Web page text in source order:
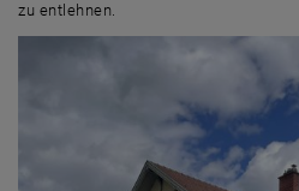
zu entlehnen.